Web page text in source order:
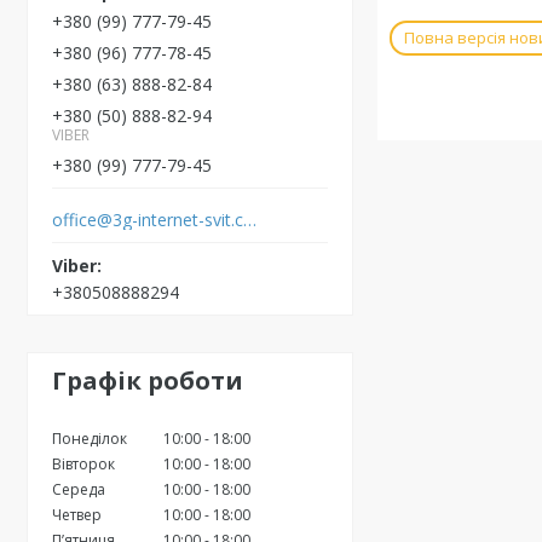
+380 (99) 777-79-45
+380 (96) 777-78-45
+380 (63) 888-82-84
+380 (50) 888-82-94
VIBER
+380 (99) 777-79-45
office@3g-internet-svit.com.ua
+380508888294
Графік роботи
Понеділок 10:00
18:00
Вівторок
10:00
18:00
Середа
10:00
18:00
Четвер
10:00
18:00
Повна версія